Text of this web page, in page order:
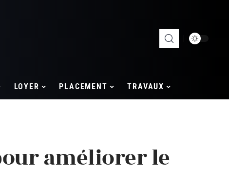
LOYER PLACEMENT TRAVAUX
améliorer le